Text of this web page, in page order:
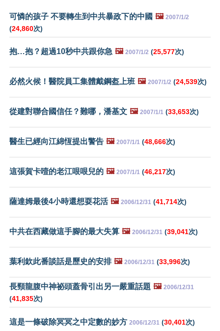
可憐的孩子 不要轉生到中共暴政下的中國 🖼️ 2007/1/2
(24,860次)
抱…抱？超過10秒中共跟你急 🖼️ 2007/1/2 (25,577次)
必然火候！醫院員工集體戴鋼盔上班 🖼️ 2007/1/2 (24,539次)
從建對聯合國信任？難哪，潘基文 🖼️ 2007/1/1 (33,653次)
醫生已經向江綿恆提出警告 🖼️ 2007/1/1 (48,666次)
這張賀卡噎的老江哏哏兒的 🖼️ 2007/1/1 (46,217次)
薩達姆最後4小時還想耍花活 🖼️ 2006/12/31 (41,714次)
中共在西藏做這手腳的最大失算 🖼️ 2006/12/31 (39,041次)
葉利欽此番談話是歷史的安排 🖼️ 2006/12/31 (33,996次)
長頸龍腹中神祕頭蓋骨引出另一嚴重話題 🖼️ 2006/12/31
(41,835次)
這是一條破除冥冥之中定數的妙方 2006/12/31 (30,401次)